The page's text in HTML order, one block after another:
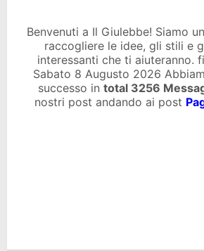
Benvenuti a Il Giulebbe! Siamo
raccogliere le idee, gli stili e
interessanti che ti aiuteranno.
Sabato 8 Augusto 2026
successo in total 3256
nostri post andando ai post